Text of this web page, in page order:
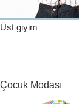
Üst giyim
Çocuk Modası